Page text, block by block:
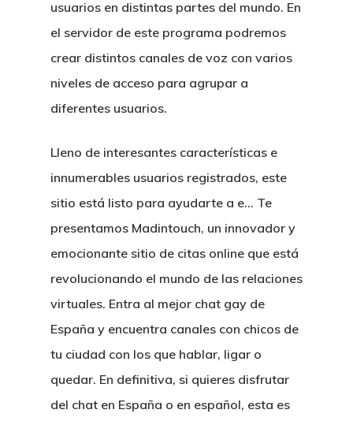
usuarios en distintas partes del mundo. En
el servidor de este programa podremos
crear distintos canales de voz con varios
niveles de acceso para agrupar a
diferentes usuarios.
Lleno de interesantes características e
innumerables usuarios registrados, este
sitio está listo para ayudarte a e… Te
presentamos Madintouch, un innovador y
emocionante sitio de citas online que está
revolucionando el mundo de las relaciones
virtuales. Entra al mejor chat gay de
España y encuentra canales con chicos de
tu ciudad con los que hablar, ligar o
quedar. En definitiva, si quieres disfrutar
del chat en España o en español, esta es